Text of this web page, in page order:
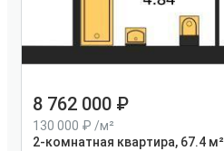
8 762 000
130 000
/м²
2-комнатная квартира, 67.4 м²